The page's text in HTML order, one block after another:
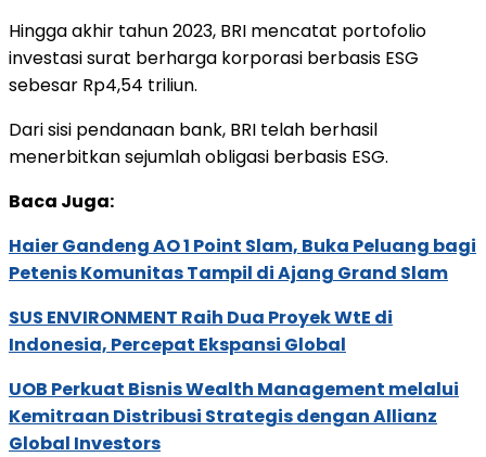
Hingga akhir tahun 2023, BRI mencatat portofolio
investasi surat berharga korporasi berbasis ESG
sebesar Rp4,54 triliun.
Dari sisi pendanaan bank, BRI telah berhasil
menerbitkan sejumlah obligasi berbasis ESG.
Baca Juga:
Haier Gandeng AO 1 Point Slam, Buka Peluang bagi
Petenis Komunitas Tampil di Ajang Grand Slam
SUS ENVIRONMENT Raih Dua Proyek WtE di
Indonesia, Percepat Ekspansi Global
UOB Perkuat Bisnis Wealth Management melalui
Kemitraan Distribusi Strategis dengan Allianz
Global Investors